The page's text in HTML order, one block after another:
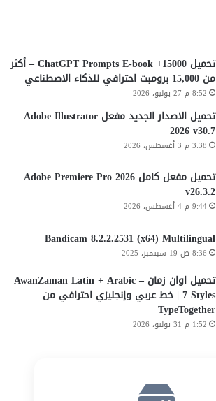
تحميل 15000+ ChatGPT Prompts E-book – أكثر
من 15,000 برومبت احترافي للذكاء الاصطناعي
8:52 م 27 يوليو، 2026
تحميل الاصدار الجديد مفعل Adobe Illustrator
2026 v30.7
3:38 م 3 أغسطس، 2026
تحميل مفعل كامل Adobe Premiere Pro 2026
v26.3.2
9:44 م 4 أغسطس، 2026
Bandicam 8.2.2.2531 (x64) Multilingual
8:36 ص 19 سبتمبر، 2025
تحميل اوان زمان AwanZaman Latin + Arabic –
7 Styles | خط عربي وإنجليزي احترافي من
TypeTogether
1:52 م 31 يوليو، 2026